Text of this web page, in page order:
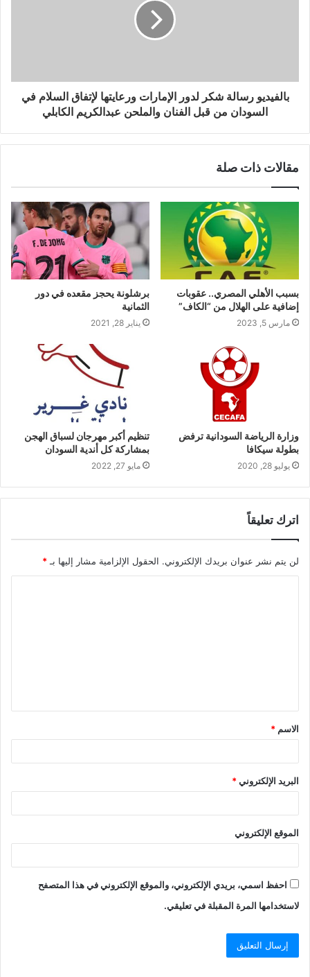
بالفيديو رسالة شكر لدور الإمارات ورعايتها لإتفاق السلام في
السودان من قبل الفنان والملحن عبدالكريم الكابلي
مقالات ذات صلة
بسبب الأهلي المصري.. عقوبات
إضافية على الهلال من “الكاف”
مارس 5, 2023
برشلونة يحجز مقعده في دور
الثمانية
يناير 28, 2021
وزارة الرياضة السودانية ترفض
بطولة سيكافا
يوليو 28, 2020
تنظيم أكبر مهرجان لسباق الهجن
بمشاركة كل أندية السودان
مايو 27, 2022
اترك تعليقاً
لن يتم نشر عنوان بريدك الإلكتروني. الحقول الإلزامية مشار إليها بـ *
الاسم *
البريد الإلكتروني*
الموقع الإلكتروني
احفظ اسمي، بريدي الإلكتروني، والموقع الإلكتروني في هذا المتصفح
لاستخدامها المرة المقبلة في تعليقي.